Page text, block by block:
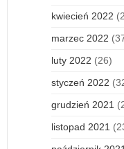
kwiecień 2022
marzec 2022
luty 2022 (26)
styczeń 2022
grudzień 2021
listopad 2021